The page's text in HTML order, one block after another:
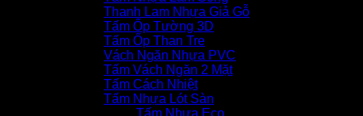
Thanh Lam Nhựa Giả Gỗ
Tấm Ốp Tường 3D
Tấm Ốp Than Tre
Vách Ngăn Nhựa PVC
Tấm Vách Ngăn 2 Mặt
Tấm Cách Nhiệt
Tấm Nhựa Lót Sàn